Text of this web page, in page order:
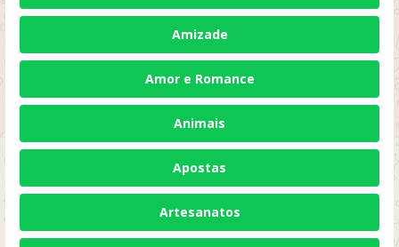
Amizade
Amor e Romance
Animais
Apostas
Artesanatos